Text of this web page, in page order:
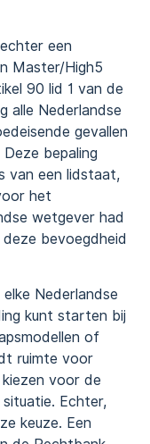
een
Master/High5
90 lid 1 van de
alle Nederlandse
gevallen
bepaling
van een lidstaat,
het
wetgever had
bevoegdheid
Nederlandse
kunt starten bij
of
ruimte voor
voor de
Echter,
keuze. Een